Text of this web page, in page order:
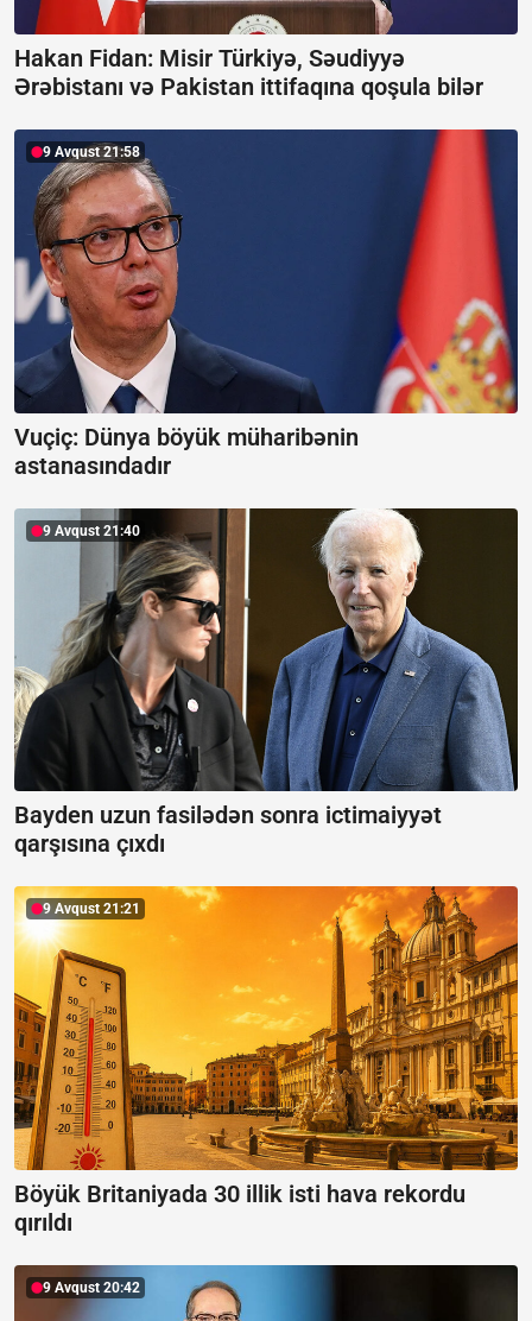
Hakan Fidan: Misir Türkiyə, Səudiyyə
Ərəbistanı və Pakistan ittifaqına qoşula bilər
9 Avqust 21:58
Vuçiç: Dünya böyük müharibənin
astanasındadır
9 Avqust 21:40
Bayden uzun fasilədən sonra ictimaiyyət
qarşısına çıxdı
9 Avqust 21:21
Böyük Britaniyada 30 illik isti hava rekordu
qırıldı
9 Avqust 20:42